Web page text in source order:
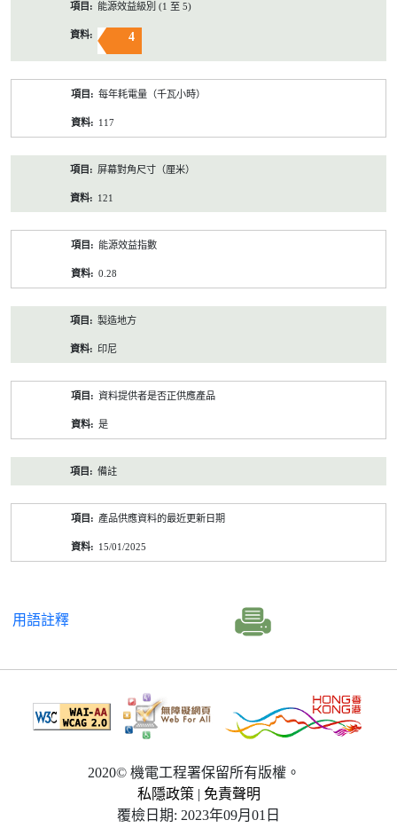
能源效益級別 (1 至 5)
4
每年耗電量（千瓦小時）
117
屏幕對角尺寸（厘米）
121
能源效益指數
0.28
製造地方
印尼
資料提供者是否正供應產品
是
備註
產品供應資料的最近更新日期
15/01/2025
用語註釋
2020© 機電工程署保留所有版權。
私隱政策 | 免責聲明
覆檢日期: 2023年09月01日